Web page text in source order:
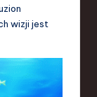
wizji jest